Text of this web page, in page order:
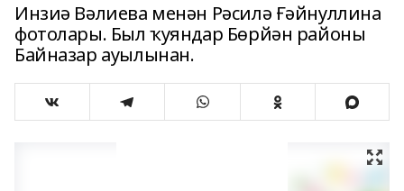
Инзиә Вәлиева менән Рәсилә Ғәйнуллина
фотолары. Был ҡуяндар Бөрйән районы
Байназар ауылынан.